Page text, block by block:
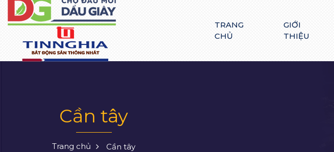
TRANG
CHỦ
GIỚI
THIỆU
Cần tây
Trang chủ Cần tây